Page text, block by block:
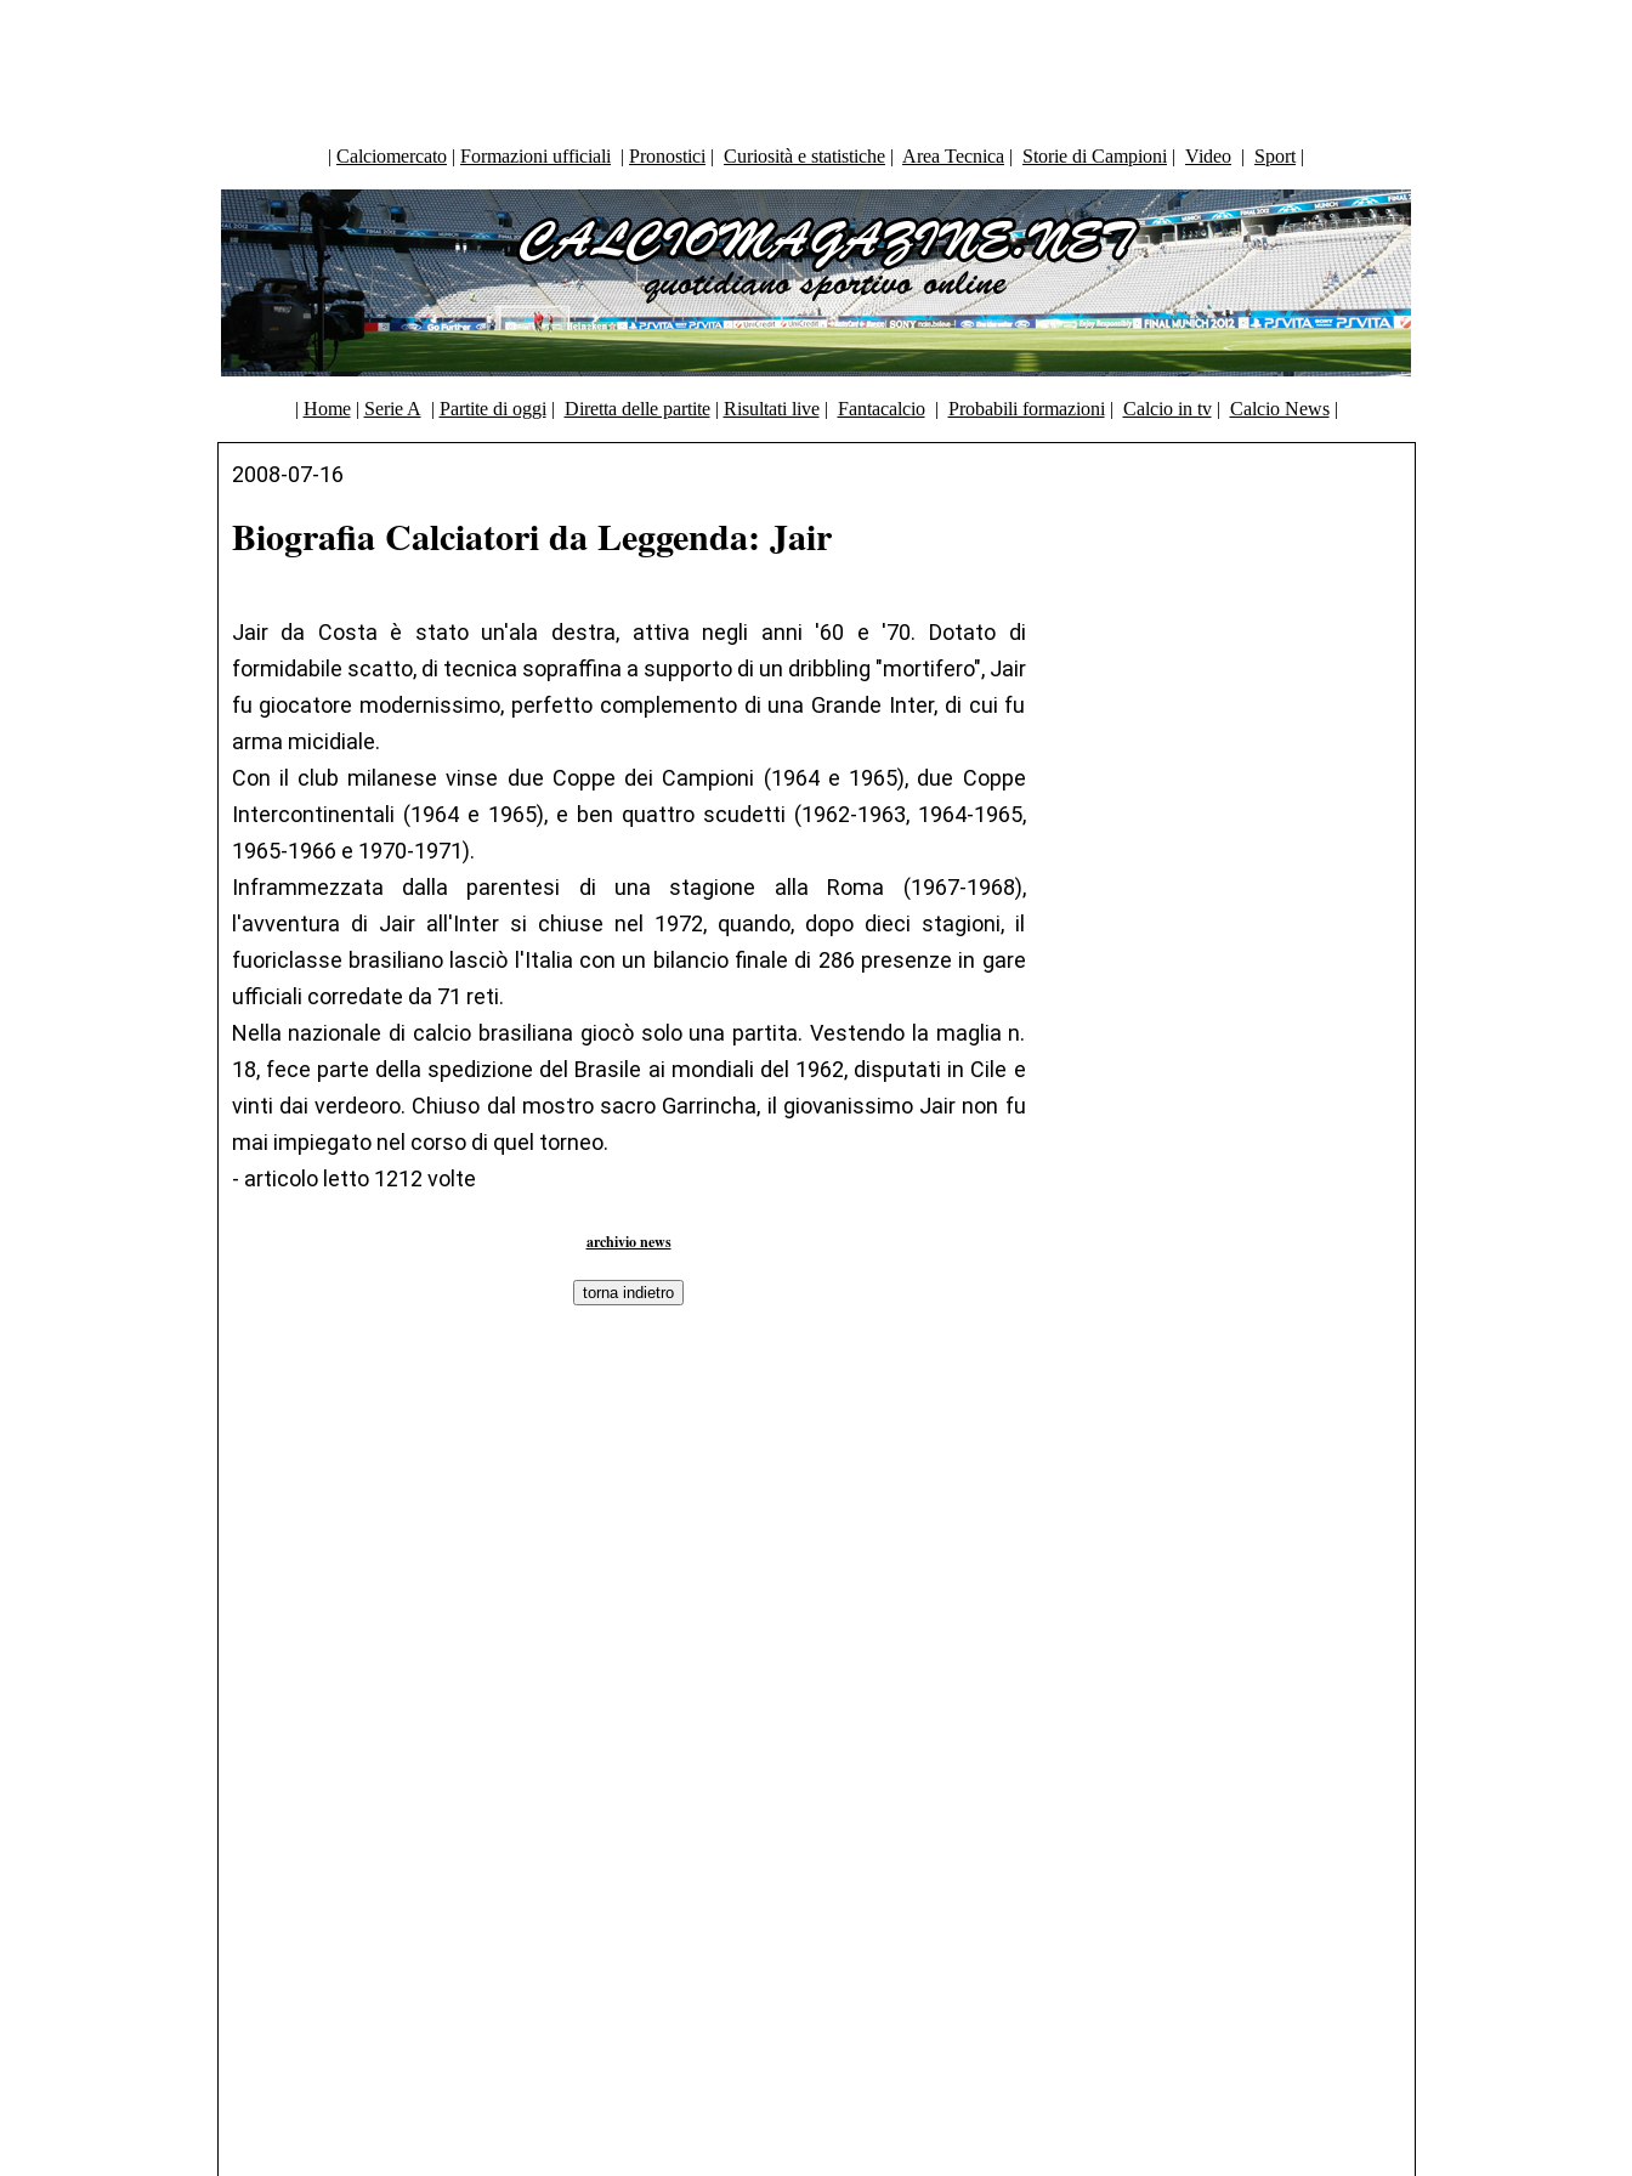
| Calciomercato | Formazioni ufficiali | Pronostici | Curiosità e statistiche | Area Tecnica | Storie di Campioni | Video | Sport |
| Home| Serie A | Partite di oggi | Diretta delle partite| Risultati live| Fantacalcio| Probabili formazioni | Calcio in tv| Calcio News|
2008-07-16
Biografia Calciatori da Leggenda: Jair
Jair da Costa è stato un'ala destra, attiva negli anni '60 e '70. Dotato di
formidabile scatto, di tecnica sopraffina a supporto di un dribbling "mortifero", Jair
fu giocatore modernissimo, perfetto complemento di una Grande Inter, di cui fu
arma micidiale.
Con il club milanese vinse due Coppe dei Campioni (1964 e 1965), due Coppe
Intercontinentali (1964 e 1965), e ben quattro scudetti (1962-1963, 1964-1965,
1965-1966 e 1970-1971).
Inframmezzata dalla parentesi di una stagione alla Roma (1967-1968),
l'avventura di Jair all'Inter si chiuse nel 1972, quando, dopo dieci stagioni, il
fuoriclasse brasiliano lasciò l'Italia con un bilancio finale di 286 presenze in gare
ufficiali corredate da 71 reti.
Nella nazionale di calcio brasiliana giocò solo una partita. Vestendo la maglia n.
18, fece parte della spedizione del Brasile ai mondiali del 1962, disputati in Cile e
vinti dai verdeoro. Chiuso dal mostro sacro Garrincha, il giovanissimo Jair non fu
mai impiegato nel corso di quel torneo.
- articolo letto 1212 volte
archivio news